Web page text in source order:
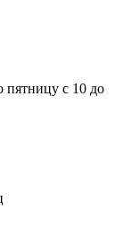
пятницу с 10 до